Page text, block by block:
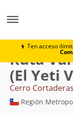
Ten acceso
Ruta
(El Yeti
Cerro
Región